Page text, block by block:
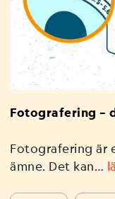
Fotografering –
Fotografering är
ämne. Det kan…